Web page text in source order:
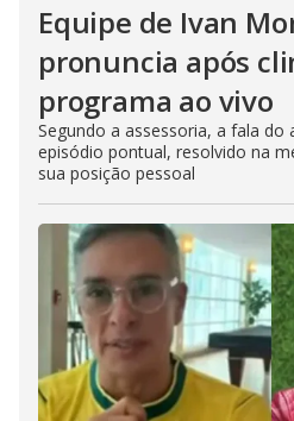
Equipe de Ivan
pronuncia após
programa ao vivo
Segundo a assessoria, a fala
episódio pontual, resolvido na
sua posição pessoal